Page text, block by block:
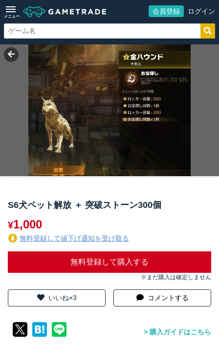
メニュー
会員登録 ログイン
S6犬ペット解放 ＋ 突破ストーン300個
¥1,000
無料登録して値下げ通知を受け取る
無料登録して購入する
※まだ購入は確定しません
いいね×3 コメントする
購入ガイドはこちら